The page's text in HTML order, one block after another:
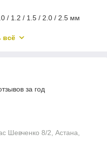
/ 1.2 / 1.5 / 2.0 / 2.5 мм
выполнения лазерной
сменных элементов
и формирует в
От него во многом будет
всё
за год
Шевченко 8/2, Астана,